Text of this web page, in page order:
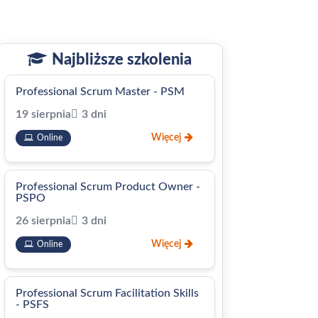
Najbliższe szkolenia
Professional Scrum Master - PSM
19 sierpnia
3 dni
Online Więcej
Professional Scrum Product Owner -
PSPO
26 sierpnia
3 dni
Online Więcej
Professional Scrum Facilitation Skills
- PSFS